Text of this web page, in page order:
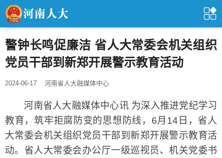
警钟长鸣促廉洁 省人大常委会机关组织
党员干部到新郑开展警示教育活动
2024-06-17 河南省人大融媒体中心
河南省人大融媒体中心讯 为深入推进党纪学习
教育，筑牢拒腐防变的思想防线，6月14日，省人
大常委会机关组织党员干部到新郑开展警示教育活
动。省人大常委会办公厅一级巡视员、机关党委书